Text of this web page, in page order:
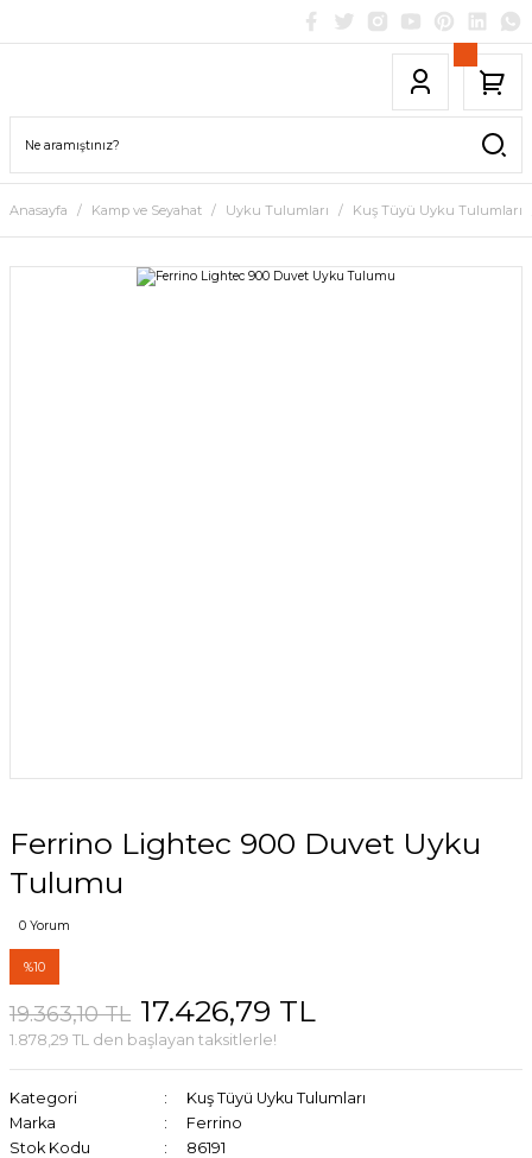
Anasayfa Kamp ve Seyahat Uyku Tulumları Kuş Tüyü Uyku Tulumları
Ferrino Lightec 900 Duvet Uyku
Tulumu
0 Yorum
%10
19.363,10 TL 17.426,79 TL
1.878,29 TL den başlayan taksitlerle!
Kategori
Kuş Tüyü Uyku Tulumları
Marka
Ferrino
Stok Kodu
86191